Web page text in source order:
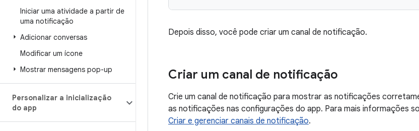
Iniciar uma atividade a partir de
uma notificação
Adicionar conversas
Modificar um ícone
Mostrar mensagens pop-up
Personalizar a inicialização
do app
Depois disso, você pode criar um canal de notificação.
Criar um canal de notificação
Crie um canal de notificação para mostrar as notificações
as notificações nas configurações do app. Para mais informações
Criar e gerenciar canais de notificação.